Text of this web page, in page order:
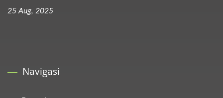
25 Aug, 2025
Navigasi